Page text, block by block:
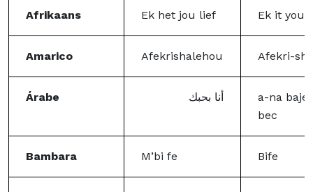
Afrikaans Ek het jou lief Ek it you
Amarico Afekrishalehou Afekri-
Árabe أنا بحبك
a-na
bec
Bambara M’bi fe Bife